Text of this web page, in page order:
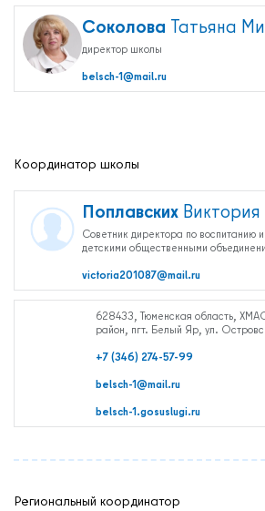
О нас
Контакты
Мероприятия
Обмен опытом
САШ ЮНЕСКО в РФ
Международные дни
Соколова Татьяна
директор школы
belsch-1@mail.ru
Координатор школы
Поплавских
Советник директора по воспитанию
детскими общественными
victoria201087@mail.ru
628433, Тюменская область,
район, пгт. Белый Яр, ул.
+7 (346) 274-57-99
belsch-1@mail.ru
belsch-1.gosuslugi.ru
Региональный координатор